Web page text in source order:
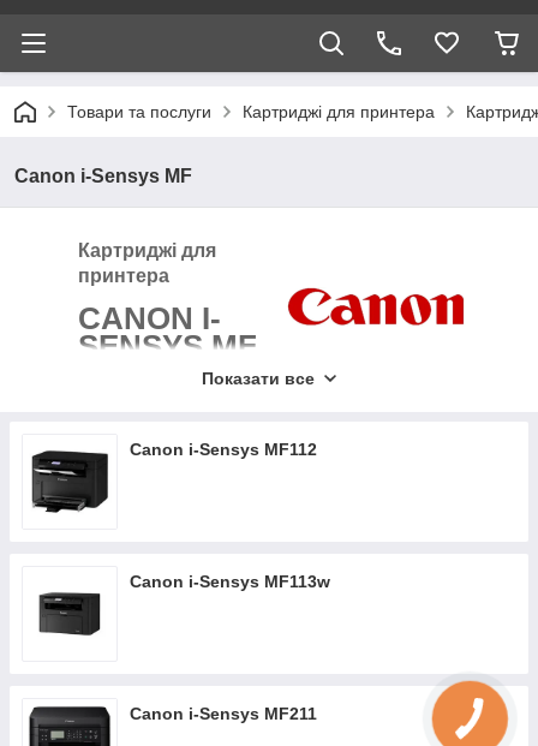
Товари та послуги Картриджі для принтера
Canon i-Sensys MF
Картриджі для
принтера
CANON I-
SENSYS MF
Показати все
Canon i-Sensys MF112
Canon i-Sensys MF113w
Canon i-Sensys MF211